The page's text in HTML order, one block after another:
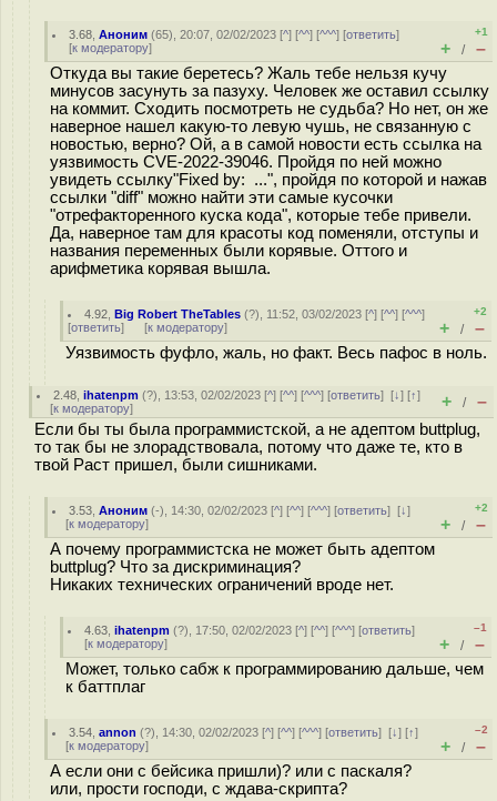
3.68 ,Аноним (65), 20:07, 02/02/2023 [^] [^^] [^^^] [ответить]
[к модератору]
+1
+ / –
Откуда вы такие беретесь? Жаль тебе нельзя кучу
минусов засунуть за пазуху. Человек же оставил ссылку
на коммит. Сходить посмотреть не судьба? Но нет, он же
наверное нашел какую-то левую чушь, не связанную с
новостью, верно? Ой, а в самой новости есть ссылка на
уязвимость CVE-2022-39046. Пройдя по ней можно
увидеть ссылку"Fixed by: ...", пройдя по которой и нажав
ссылки "diff" можно найти эти самые кусочки
"отрефакторенного куска кода", которые тебе привели.
Да, наверное там для красоты код поменяли, отступы и
названия переменных были корявые. Оттого и
арифметика корявая вышла.
4.92 ,Big Robert TheTables (?), 11:52, 03/02/2023 [^] [^^] [^^^]
[ответить] [к модератору]
+2
+ / –
Уязвимость фуфло, жаль, но факт. Весь пафос в ноль.
2.48 ,ihatenpm (?), 13:53, 02/02/2023 [^] [^^] [^^^] [ответить][↓] [↑]
[к модератору] + / –
Если бы ты была программистской, а не адептом buttplug,
то так бы не злорадствовала, потому что даже те, кто в
твой Раст пришел, были сишниками.
3.53 ,Аноним (-), 14:30, 02/02/2023 [^] [^^] [^^^] [ответить][↓]
[к модератору]
+2
+ / –
А почему программистска не может быть адептом
buttplug? Что за дискриминация?
Никаких технических ограничений вроде нет.
4.63 ,ihatenpm (?), 17:50, 02/02/2023 [^] [^^] [^^^] [ответить]
[к модератору]
–1
+ / –
Может, только сабж к программированию дальше, чем
к баттплаг
3.54 ,annon (?), 14:30, 02/02/2023 [^] [^^] [^^^] [ответить][↓] [↑]
[к модератору]
–2
+ / –
А если они с бейсика пришли)? или с паскаля?
или, прости господи, с ждава-скрипта?